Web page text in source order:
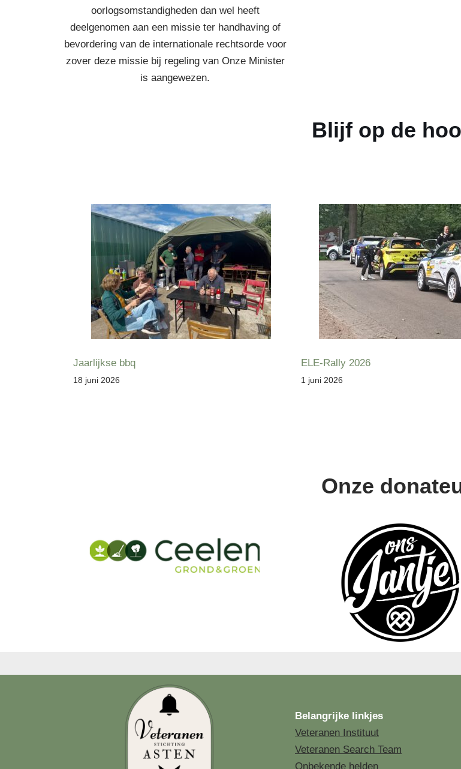
oorlogsomstandigheden dan wel heeft
deelgenomen aan een missie ter handhaving of
bevordering van de internationale rechtsorde voor
zover deze missie bij regeling van Onze Minister
is aangewezen.
Blijf op de
Jaarlijkse bbq
18 juni 2026
ELE-Rally 2026
1 juni 2026
Onze
Belangrijke linkjes
Veteranen Instituut
Veteranen Search Team
Onbekende helden